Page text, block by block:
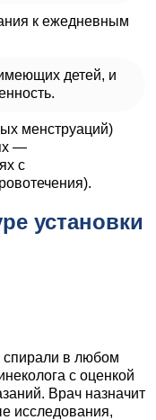
к ежедневным
детей, и
менструаций)
—
с
установки
спирали в любом
с оценкой
Врач назначит
исследования,